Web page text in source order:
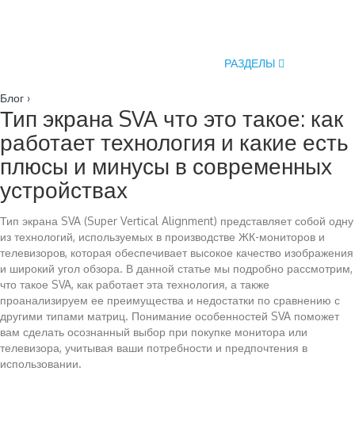
РАЗДЕЛЫ
Блог ›
Тип экрана SVA что это такое: как
работает технология и какие есть
плюсы и минусы в современных
устройствах
Тип экрана SVA (Super Vertical Alignment) представляет собой одну
из технологий, используемых в производстве ЖК-мониторов и
телевизоров, которая обеспечивает высокое качество изображения
и широкий угол обзора. В данной статье мы подробно рассмотрим,
что такое SVA, как работает эта технология, а также
проанализируем ее преимущества и недостатки по сравнению с
другими типами матриц. Понимание особенностей SVA поможет
вам сделать осознанный выбор при покупке монитора или
телевизора, учитывая ваши потребности и предпочтения в
использовании.